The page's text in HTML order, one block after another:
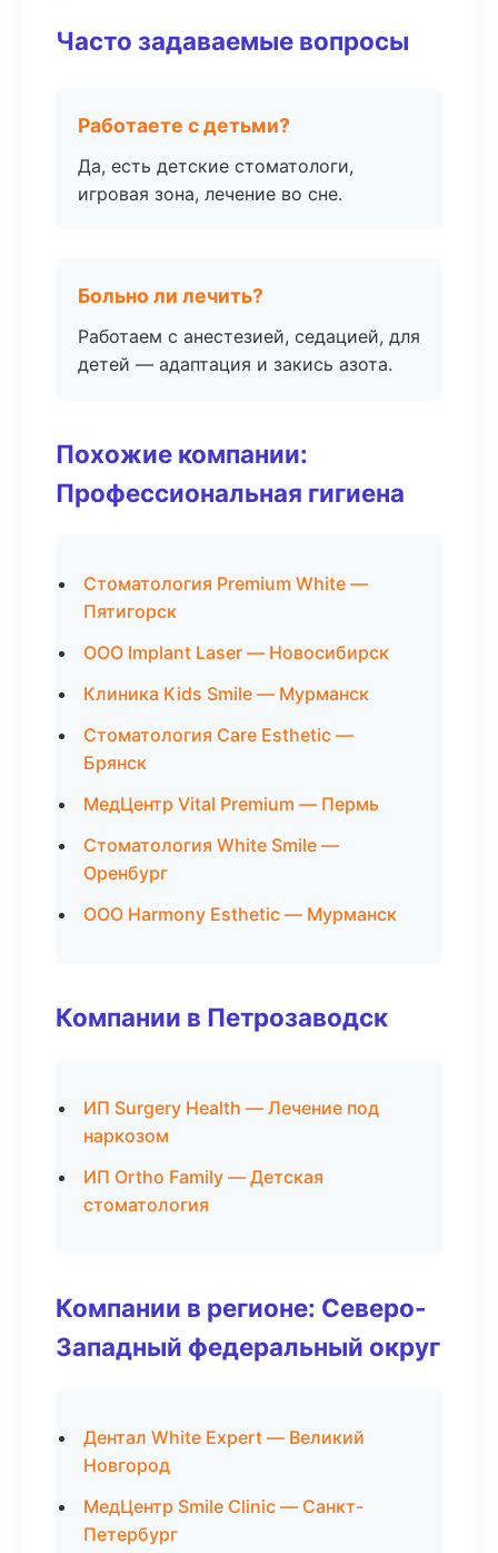
Часто задаваемые вопросы
Работаете с детьми?
Да, есть детские стоматологи,
игровая зона, лечение во сне.
Больно ли лечить?
Работаем с анестезией, седацией, для
детей — адаптация и закись азота.
Похожие компании:
Профессиональная гигиена
Стоматология Premium White —
Пятигорск
ООО Implant Laser — Новосибирск
Клиника Kids Smile — Мурманск
Стоматология Care Esthetic —
Брянск
МедЦентр Vital Premium — Пермь
Стоматология White Smile —
Оренбург
ООО Harmony Esthetic — Мурманск
Компании в Петрозаводск
ИП Surgery Health — Лечение под
наркозом
ИП Ortho Family — Детская
стоматология
Компании в регионе: Северо-
Западный федеральный округ
Дентал White Expert — Великий
Новгород
МедЦентр Smile Clinic — Санкт-
Петербург